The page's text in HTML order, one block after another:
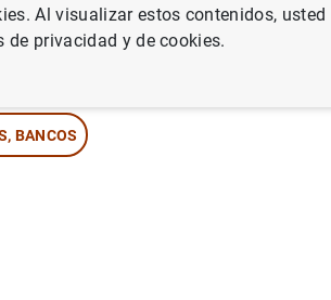
BANCOS
Al visualizar estos contenidos, usted
privacidad y de cookies.